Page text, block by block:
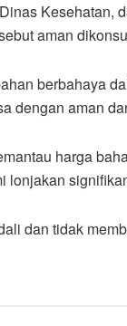
Kesehatan,
aman
berbahaya
dengan aman
harga
lonjakan
dan tidak